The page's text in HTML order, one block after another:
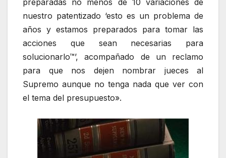
nuestro patentizado ‘esto es un problema de
años y estamos preparados para tomar las
acciones que sean necesarias para
solucionarlo™’, acompañado de un reclamo
para que nos dejen nombrar jueces al
Supremo aunque no tenga nada que ver con
el tema del presupuesto».